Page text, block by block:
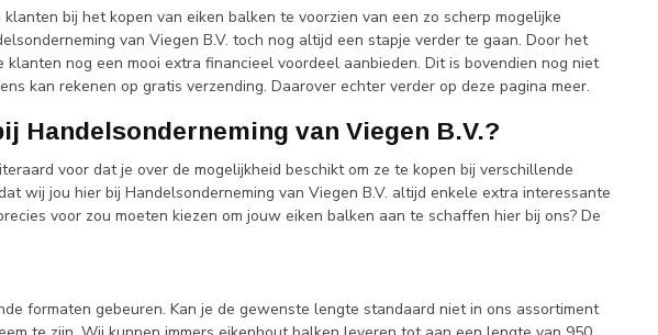
bij het kopen van eiken balken te voorzien van een zo scherp mogelijke
van Viegen B.V. toch nog altijd een stapje verder te gaan. Door het
nog een mooi extra financieel voordeel aanbieden. Dit is bovendien nog niet
kan rekenen op gratis verzending. Daarover echter verder op deze pagina meer.
Handelsonderneming van Viegen B.V.?
voor dat je over de mogelijkheid beschikt om ze te kopen bij verschillende
wij jou hier bij Handelsonderneming van Viegen B.V. altijd enkele extra interessante
voor zou moeten kiezen om jouw eiken balken aan te schaffen hier bij ons? De
formaten gebeuren. Kan je de gewenste lengte standaard niet in ons assortiment